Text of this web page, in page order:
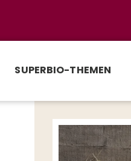
SUPERBIO-THEMEN